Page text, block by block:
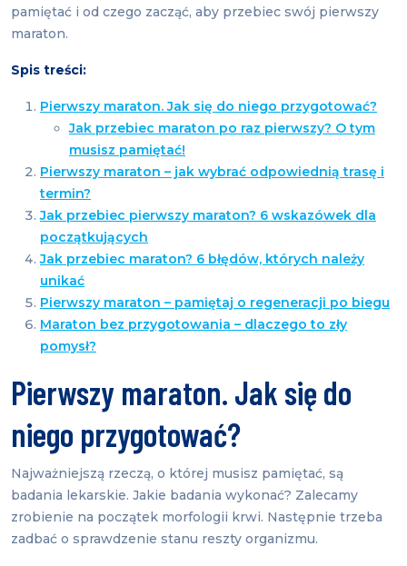
pamiętać i od czego zacząć, aby przebiec swój pierwszy
maraton.
Spis treści:
Pierwszy maraton. Jak się do niego przygotować?
Jak przebiec maraton po raz pierwszy? O tym
musisz pamiętać!
Pierwszy maraton – jak wybrać odpowiednią trasę i
termin?
Jak przebiec pierwszy maraton? 6 wskazówek dla
początkujących
Jak przebiec maraton? 6 błędów, których należy
unikać
Pierwszy maraton – pamiętaj o regeneracji po biegu
Maraton bez przygotowania – dlaczego to zły
pomysł?
Pierwszy maraton. Jak się do
niego przygotować?
Najważniejszą rzeczą, o której musisz pamiętać, są
badania lekarskie. Jakie badania wykonać? Zalecamy
zrobienie na początek morfologii krwi. Następnie trzeba
zadbać o sprawdzenie stanu reszty organizmu.